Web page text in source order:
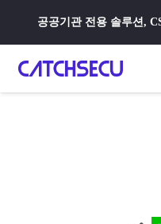
공공기관 전용 솔루션,